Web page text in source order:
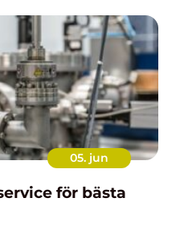
05. jun
för bästa